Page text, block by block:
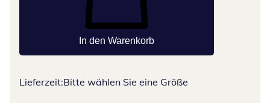
In den Warenkorb
Lieferzeit:Bitte wählen Sie eine Größe